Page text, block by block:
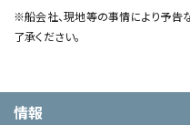
※船会社、現地等の事情により予告
了承ください。
情報